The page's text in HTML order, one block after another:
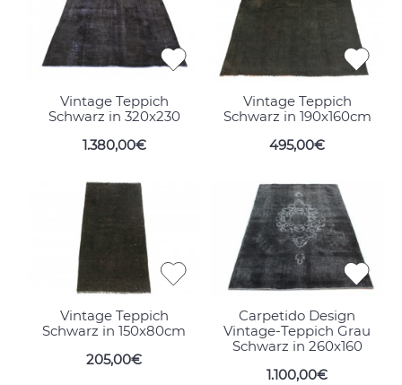
Vintage Teppich
Schwarz in 320x230
1.380,00€
Vintage Teppich
Schwarz in 190x160cm
495,00€
Vintage Teppich
Schwarz in 150x80cm
205,00€
Carpetido Design
Vintage-Teppich Grau
Schwarz in 260x160
1.100,00€